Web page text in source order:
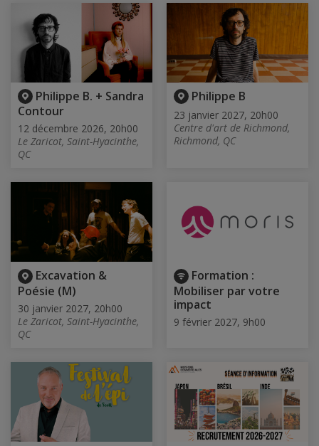
Philippe B. + Sandra
Contour
12 décembre 2026, 20h00
Le Zaricot, Saint-Hyacinthe,
QC
Philippe B
23 janvier 2027, 20h00
Centre d'art de Richmond,
Richmond, QC
Excavation &
Poésie (M)
30 janvier 2027, 20h00
Le Zaricot, Saint-Hyacinthe,
QC
Formation :
Mobiliser par votre
impact
9 février 2027, 9h00